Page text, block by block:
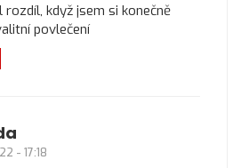
rozdíl, když jsem si konečně
povlečení
- 17:18